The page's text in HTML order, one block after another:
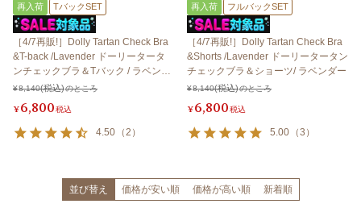
再入荷 TバックSET
［4/7再販!］Dolly Tartan Check Bra
&T-back /Lavender ドーリータータ
ンチェックブラ＆Tバック / ラベンダ
ー
¥8,140 のところ
¥6,800税込
4.50 （2 ）
再入荷 フルバックSET
［4/7再販!］Dolly Tartan Check Bra
&Shorts /Lavender ドーリータータン
チェックブラ＆ショーツ/ ラベンダー
¥8,140 のところ
¥6,800税込
5.00 （3 ）
並び替え 価格が安い順 価格が高い順 新着順